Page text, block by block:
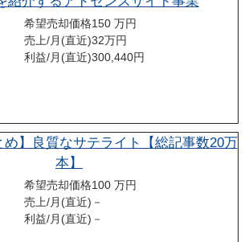
希望売却価格150 万円
売上/月(直近)32万円
利益/月(直近)300,440円
め】良質なサテライト【総記事数20万
本】
希望売却価格100 万円
売上/月(直近) －
利益/月(直近) －